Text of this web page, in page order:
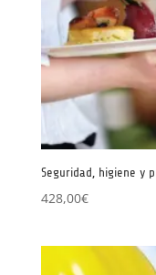
Seguridad, higiene y
428,00€